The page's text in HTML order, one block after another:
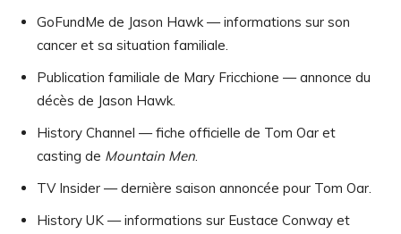
GoFundMe de Jason Hawk — informations sur son
cancer et sa situation familiale.
Publication familiale de Mary Fricchione — annonce du
décès de Jason Hawk.
History Channel — fiche officielle de Tom Oar et
casting de Mountain Men.
TV Insider — dernière saison annoncée pour Tom Oar.
History UK — informations sur Eustace Conway et